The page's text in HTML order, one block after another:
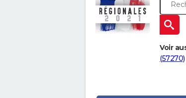
Voir
(57270)